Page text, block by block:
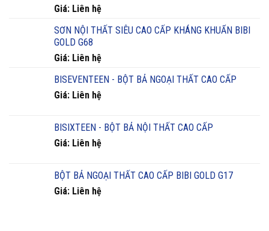
Giá: Liên hệ
SƠN NỘI THẤT SIÊU CAO CẤP KHÁNG KHUẨN BIBI
GOLD G68
Giá: Liên hệ
BISEVENTEEN - BỘT BẢ NGOẠI THẤT CAO CẤP
Giá: Liên hệ
BISIXTEEN - BỘT BẢ NỘI THẤT CAO CẤP
Giá: Liên hệ
BỘT BẢ NGOẠI THẤT CAO CẤP BIBI GOLD G17
Giá: Liên hệ